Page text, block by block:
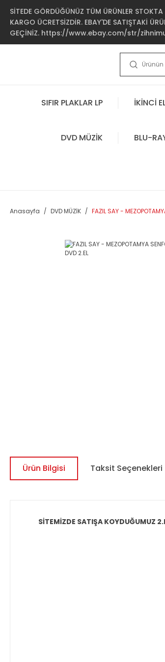
SİTEDE GÖRDÜĞÜNÜZ TÜM ÜRÜNLER
KARGO ÜCRETSİZDİR. EBAY'DE SATIŞTAKİ
GEÇİNİZ. https://www.ebay.com/str/
SIFIR PLAKLAR LP İKİNCİ
DVD MÜZİK BLU-
Anasayfa DVD MÜZİK FAZIL SAY -
Ürün Bilgisi Taksit Seçenekleri
SİTEMİZDE SATIŞA KOYDUĞUMUZ